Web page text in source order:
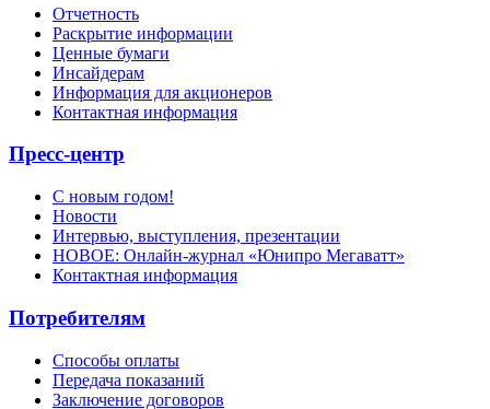
Отчетность
Раскрытие информации
Ценные бумаги
Инсайдерам
Информация для акционеров
Контактная информация
Пресс-центр
С новым годом!
Новости
Интервью, выступления, презентации
НОВОЕ: Онлайн-журнал «Юнипро Мегаватт»
Контактная информация
Потребителям
Способы оплаты
Передача показаний
Заключение договоров